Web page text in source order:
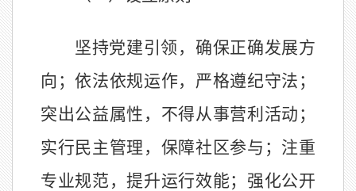
坚持党建引领，确保正确发展方
向；依法依规运作，严格遵纪守法；
突出公益属性，不得从事营利活动；
实行民主管理，保障社区参与；注重
专业规范，提升运行效能；强化公开